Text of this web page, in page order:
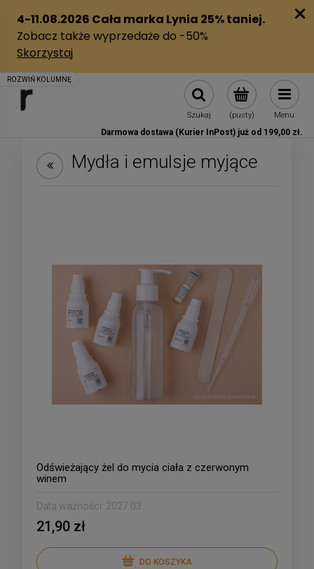
(pusty)
Szukaj Menu
Darmowa dostawa (Kurier InPost) już od 199,00 zł.
Mydła i emulsje myjące
Odświeżający żel do mycia ciała z czerwonym
winem
Data ważności: 2027.03
21,90 zł
DO KOSZYKA